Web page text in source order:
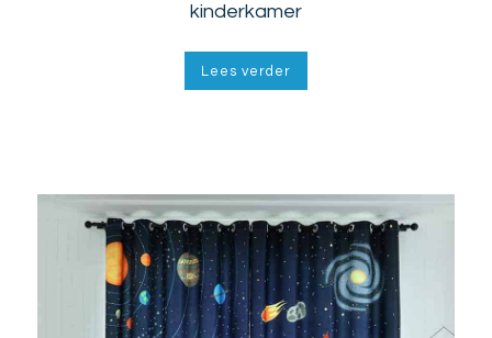
kinderkamer
Lees verder